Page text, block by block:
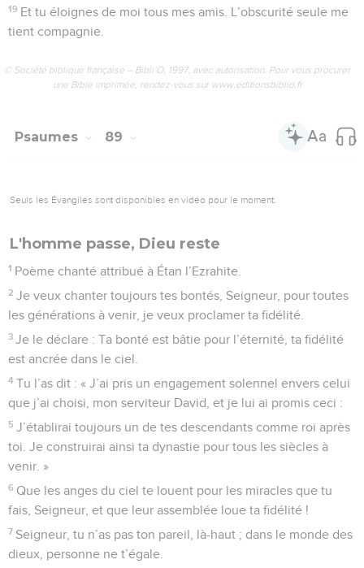
19 Et tu éloignes de moi tous mes amis. L’obscurité seule me
tient compagnie.
© Société biblique française – Bibli’O, 1997, avec autorisation. Pour vous procurer
une Bible imprimée, rendez-vous sur www.editionsbiblio.fr
Psaumes 89
Seuls les Évangiles sont disponibles en vidéo pour le moment.
L'homme passe, Dieu reste
1 Poème chanté attribué à Étan l’Ezrahite.
2 Je veux chanter toujours tes bontés, Seigneur, pour toutes
les générations à venir, je veux proclamer ta fidélité.
3 Je le déclare : Ta bonté est bâtie pour l’éternité, ta fidélité
est ancrée dans le ciel.
4 Tu l’as dit : « J’ai pris un engagement solennel envers celui
que j’ai choisi, mon serviteur David, et je lui ai promis ceci :
5 J’établirai toujours un de tes descendants comme roi après
toi. Je construirai ainsi ta dynastie pour tous les siècles à
venir. »
6 Que les anges du ciel te louent pour les miracles que tu
fais, Seigneur, et que leur assemblée loue ta fidélité !
7 Seigneur, tu n’as pas ton pareil, là-haut ; dans le monde des
dieux, personne ne t’égale.